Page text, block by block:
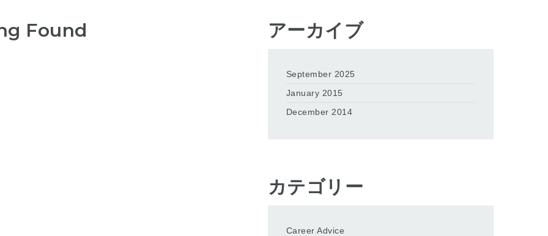
Found アーカイブ
September 2025
January 2015
December 2014
カテゴリー
Career Advice